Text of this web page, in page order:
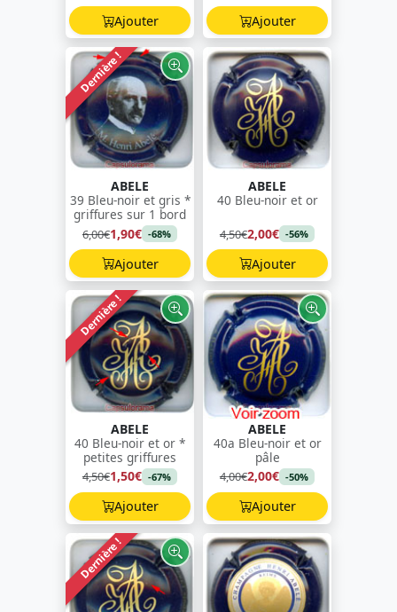
Ajouter Ajouter
Dernière !
ABELE
39 Bleu-noir et gris *
griffures sur 1 bord
6,00€1,90€ -68%
Ajouter
ABELE
40 Bleu-noir et or
4,50€2,00€ -56%
Ajouter
Dernière !
ABELE
40 Bleu-noir et or *
petites griffures
4,50€1,50€ -67%
Ajouter
ABELE
40a Bleu-noir et or
pâle
4,00€2,00€ -50%
Ajouter
Dernière !